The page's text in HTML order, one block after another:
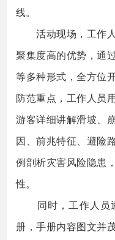
线。
活动现场，工作人
聚集度高的优势，通
等多种形式，全方位
防范重点，工作人员
游客详细讲解滑坡、
因、前兆特征、避险
例剖析灾害风险隐患
性。
同时，工作人员
册，手册内容图文并